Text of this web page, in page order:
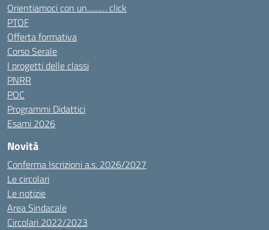
Orientiamoci con un……… click
PTOF
Offerta formativa
Corso Serale
I progetti delle classi
PNRR
POC
Programmi Didattici
Esami 2026
Novità
Conferma Iscrizioni a.s. 2026/2027
Le circolari
Le notizie
Area Sindacale
Circolari 2022/2023